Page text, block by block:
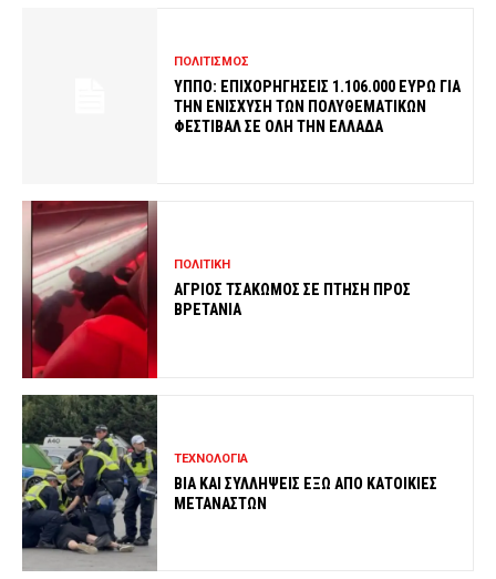
ΠΟΛΙΤΙΣΜΟΣ
ΥΠΠΟ: ΕΠΙΧΟΡΗΓΗΣΕΙΣ 1.106.000 ΕΥΡΩ ΓΙΑ
ΤΗΝ ΕΝΙΣΧΥΣΗ ΤΩΝ ΠΟΛΥΘΕΜΑΤΙΚΩΝ
ΦΕΣΤΙΒΑΛ ΣΕ ΟΛΗ ΤΗΝ ΕΛΛΑΔΑ
ΠΟΛΙΤΙΚΗ
ΑΓΡΙΟΣ ΤΣΑΚΩΜΟΣ ΣΕ ΠΤΗΣΗ ΠΡΟΣ
ΒΡΕΤΑΝΙΑ
ΤΕΧΝΟΛΟΓΙΑ
ΒΙΑ ΚΑΙ ΣΥΛΛΗΨΕΙΣ ΕΞΩ ΑΠΟ ΚΑΤΟΙΚΙΕΣ
ΜΕΤΑΝΑΣΤΩΝ